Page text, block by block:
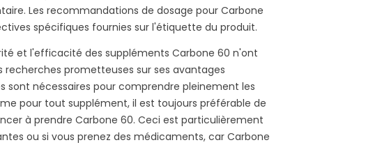
Les recommandations de dosage pour Carbone
spécifiques fournies sur l'étiquette du produit.
et l'efficacité des suppléments Carbone 60 n'ont
prometteuses sur ses avantages
sont nécessaires pour comprendre pleinement les
pour tout supplément, il est toujours préférable de
à prendre Carbone 60. Ceci est particulièrement
ou si vous prenez des médicaments, car Carbone